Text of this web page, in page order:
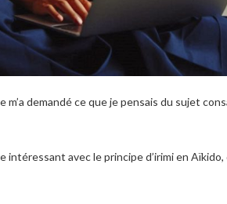
m’a demandé ce que je pensais du sujet
avec le principe d’irimi en